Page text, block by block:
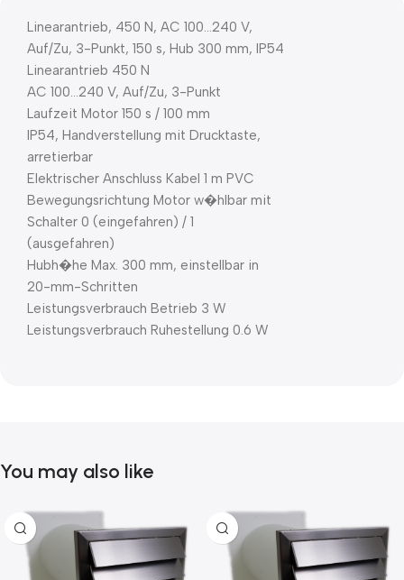
Linearantrieb, 450 N, AC 100…240 V,
Auf/Zu, 3-Punkt, 150 s, Hub 300 mm, IP54
Linearantrieb 450 N
AC 100…240 V, Auf/Zu, 3-Punkt
Laufzeit Motor 150 s / 100 mm
IP54, Handverstellung mit Drucktaste,
arretierbar
Elektrischer Anschluss Kabel 1 m PVC
Bewegungsrichtung Motor w�hlbar mit
Schalter 0 (eingefahren) / 1
(ausgefahren)
Hubh�he Max. 300 mm, einstellbar in
20-mm-Schritten
Leistungsverbrauch Betrieb 3 W
Leistungsverbrauch Ruhestellung 0.6 W
You may also like